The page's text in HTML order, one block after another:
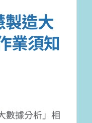
造大
業須知
數據分析」相